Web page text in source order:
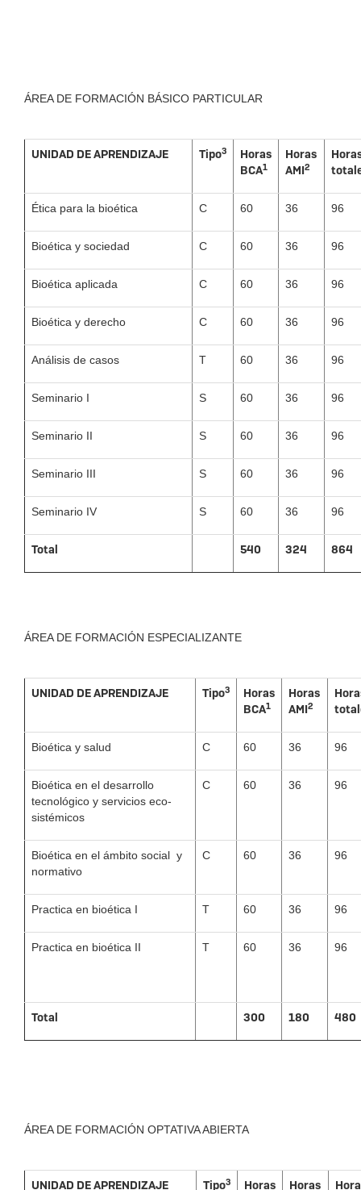
ÁREA DE FORMACIÓN BÁSICO PARTICULAR
UNIDAD DE APRENDIZAJE Tipo3
Horas
BCA1
Horas
AMI2
Ética para la bioética C 60 36 96
Bioética y sociedad C 60 36 96
Bioética aplicada C 60 36 96
Bioética y derecho C 60 36 96
Análisis de casos T 60 36 96
Seminario I S 60 36 96
Seminario II S 60 36 96
Seminario III S 60 36 96
Seminario IV S 60 36 96
Total 540 324 864
ÁREA DE FORMACIÓN ESPECIALIZANTE
UNIDAD DE APRENDIZAJE Tipo3
Horas
BCA1
Horas
AMI2
Bioética y salud C 60 36 96
Bioética en el desarrollo
tecnológico y servicios eco-
sistémicos
C 60 36 96
Bioética en el ámbito social y
normativo
C 60 36 96
Practica en bioética I T 60 36 96
Practica en bioética II T 60 36 96
Total 300 180 480
ÁREA DE FORMACIÓN OPTATIVA ABIERTA
UNIDAD DE APRENDIZAJE Tipo3 Horas Horas